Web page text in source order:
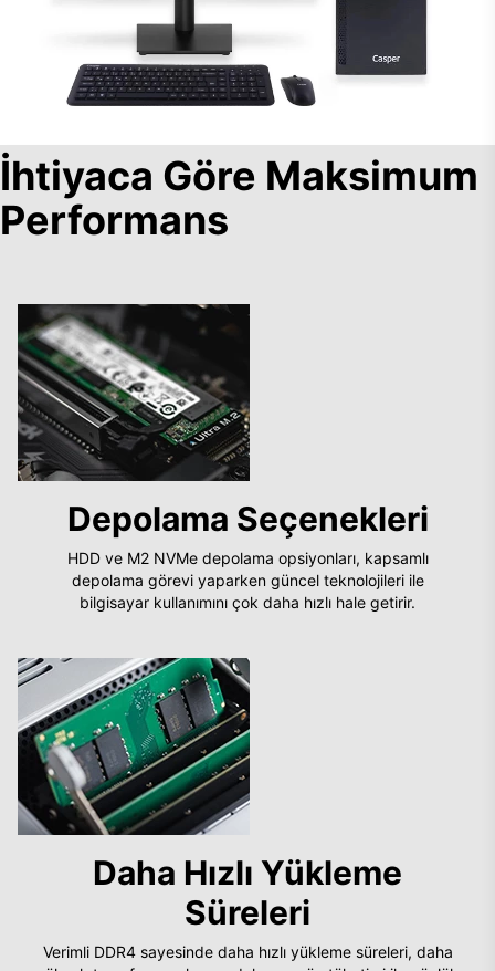
İhtiyaca Göre Maksimum
Performans
Depolama Seçenekleri
HDD ve M2 NVMe depolama opsiyonları, kapsamlı
depolama görevi yaparken güncel teknolojileri ile
bilgisayar kullanımını çok daha hızlı hale getirir.
Daha Hızlı Yükleme
Süreleri
Verimli DDR4 sayesinde daha hızlı yükleme süreleri, daha